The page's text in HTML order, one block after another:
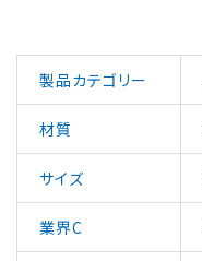
製品カテゴリー
材質
サイズ
業界C